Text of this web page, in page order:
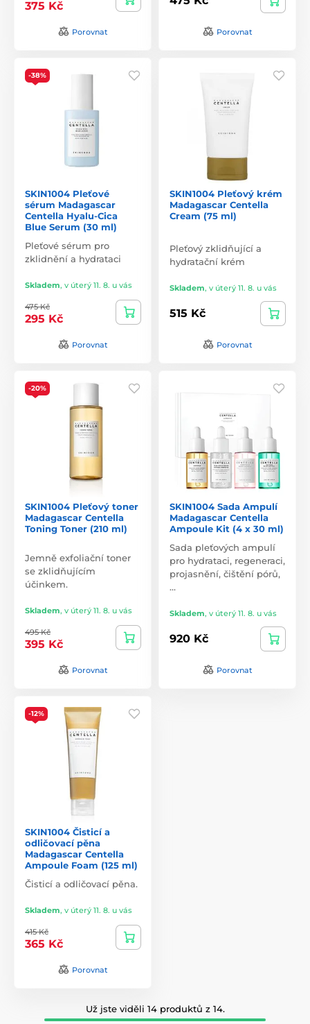
375 Kč
Porovnat Porovnat
-38%
SKIN1004 Pleťové
sérum Madagascar
Centella Hyalu-Cica
Blue Serum (30 ml)
Pleťové sérum pro
zklidnění a hydrataci
Skladem, v úterý 11. 8. u vás
475 Kč
295 Kč
Porovnat
SKIN1004 Pleťový krém
Madagascar Centella
Cream (75 ml)
Pleťový zklidňující a
hydratační krém
Skladem, v úterý 11. 8. u vás
515 Kč
Porovnat
-20%
SKIN1004 Pleťový toner
Madagascar Centella
Toning Toner (210 ml)
Jemně exfoliační toner
se zklidňujícím
účinkem.
Skladem, v úterý 11. 8. u vás
495 Kč
395 Kč
Porovnat
SKIN1004 Sada Ampulí
Madagascar Centella
Ampoule Kit (4 x 30 ml)
Sada pleťových ampulí
pro hydrataci, regeneraci,
projasnění, čištění pórů,
…
Skladem, v úterý 11. 8. u vás
920 Kč
Porovnat
-12%
SKIN1004 Čisticí a
odličovací pěna
Madagascar Centella
Ampoule Foam (125 ml)
Čisticí a odličovací pěna.
Skladem, v úterý 11. 8. u vás
415 Kč
365 Kč
Porovnat
Už jste viděli 14 produktů z 14.